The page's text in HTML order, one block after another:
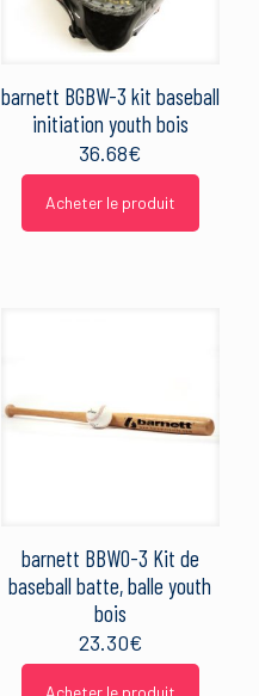
barnett BGBW-3 kit baseball
initiation youth bois
36.68€
Acheter le produit
barnett BBWO-3 Kit de
baseball batte, balle youth
bois
23.30€
Acheter le produit